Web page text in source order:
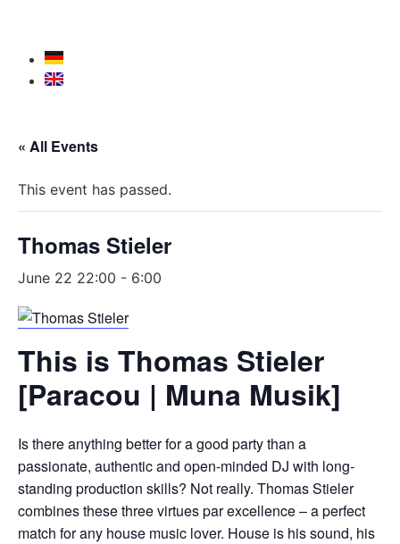
« All Events
This event has passed.
Thomas Stieler
June 22 22:00 - 6:00
This is Thomas Stieler
[Paracou | Muna Musik]
Is there anything better for a good party than a
passionate, authentic and open-minded DJ with long-
standing production skills? Not really. Thomas Stieler
combines these three virtues par excellence – a perfect
match for any house music lover. House is his sound, his